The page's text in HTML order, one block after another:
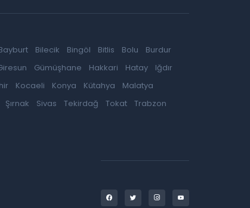
Bilecik Bingöl Bitlis Bolu
Burdur
Gümüşhane Hakkari Hatay
Iğdır
Kocaeli Konya Kütahya
Malatya
Şırnak Sivas Tekirdağ Tokat
Trabzon